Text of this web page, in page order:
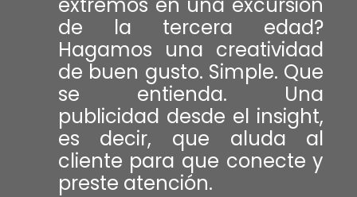
de la tercera edad?
Hagamos una creatividad
de buen gusto. Simple. Que
se entienda. Una
publicidad desde el insight,
es decir, que aluda al
cliente para que conecte y
preste atención.